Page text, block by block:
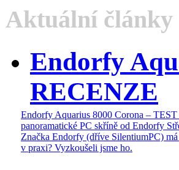
Aktuální články
Endorfy
RECENZE
Endorfy Aquarius 8000 Corona –
panoramatické PC skříně od Endorfy
Značka Endorfy (dříve SilentiumPC)
v praxi? Vyzkoušeli jsme ho.